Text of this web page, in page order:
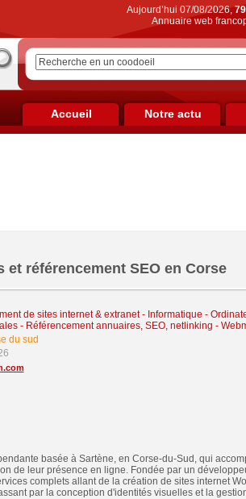
Aujourd’hui 07/08/2026,
Annuaire web
Accueil Notre actu
référencement SEO en Corse
de sites internet & extranet- Informatique -
- Référencement annuaires, SEO, netlinking -
du sud
basée à Sartène, en Corse-du-Sud, qui
de leur présence en ligne. Fondée par un
complets allant de la création de sites internet
par la conception d'identités visuelles et la